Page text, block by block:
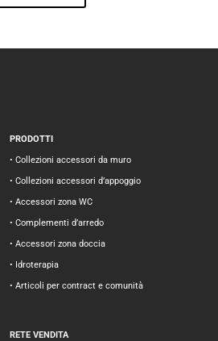
PRODOTTI
• Collezioni accessori da muro
• Collezioni accessori d’appoggio
• Accessori zona WC
• Complementi d’arredo
• Accessori zona doccia
• Idroterapia
• Articoli per contract e comunità
RETE VENDITA